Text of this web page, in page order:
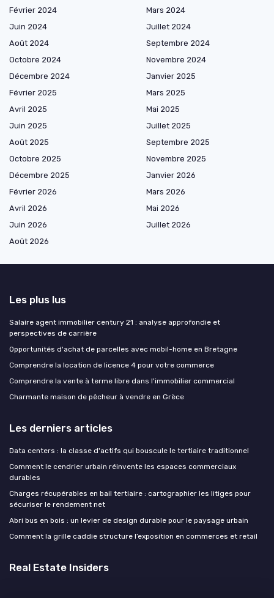
Février 2024
Mars 2024
Juin 2024
Juillet 2024
Août 2024
Septembre 2024
Octobre 2024
Novembre 2024
Décembre 2024
Janvier 2025
Février 2025
Mars 2025
Avril 2025
Mai 2025
Juin 2025
Juillet 2025
Août 2025
Septembre 2025
Octobre 2025
Novembre 2025
Décembre 2025
Janvier 2026
Février 2026
Mars 2026
Avril 2026
Mai 2026
Juin 2026
Juillet 2026
Août 2026
Les plus lus
Salaire agent immobilier century 21 : analyse approfondie et
perspectives de carrière
Opportunités d'achat de parcelles avec mobil-home en Bretagne
Comprendre la location de licence 4 pour votre commerce
Comprendre la vente à terme libre dans l'immobilier commercial
Charmante maison de pêcheur à vendre en Grèce
Les derniers articles
Data centers : la classe d'actifs qui bouscule le tertiaire traditionnel
Comment le cendrier urbain réinvente les espaces commerciaux
durables
Charges récupérables en bail tertiaire : cartographier les litiges pour
sécuriser le rendement net
Abri bus en bois : un levier de design durable pour le paysage urbain
Comment la grille caddie structure l’exposition en commerces et retail
Real Estate Insiders